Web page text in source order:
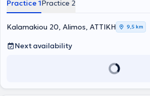
Practice 1Practice 2
Kalamakiou 20, Alimos, ΑΤΤΙΚΗ 9,5 km
Next availability